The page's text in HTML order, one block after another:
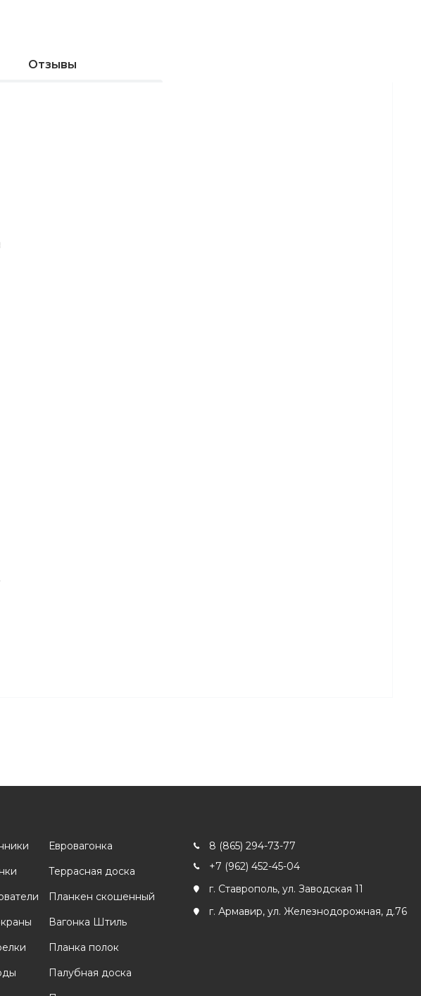
Отзывы
Евровагонка
Террасная доска
Планкен скошенный
Вагонка Штиль
Планка полок
Палубная доска
8 (865) 294-73-77
+7 (962) 452-45-04
г. Ставрополь, ул. Заводская 11
г. Армавир, ул. Железнодорожная, д.76